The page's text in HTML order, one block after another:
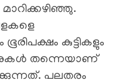
കുട്ടികളും
തന്നെയാണ്
പലതരം